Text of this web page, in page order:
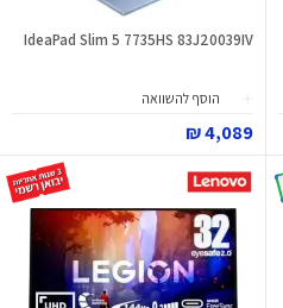
IdeaPad Slim 5 7735HS 83J20039IV
הוסף להשוואה
4,089 ₪